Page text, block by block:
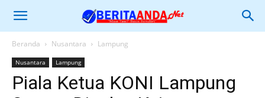
Beranda Nusantara Lampung
Nusantara Lampung
Piala Ketua KONI Lampung